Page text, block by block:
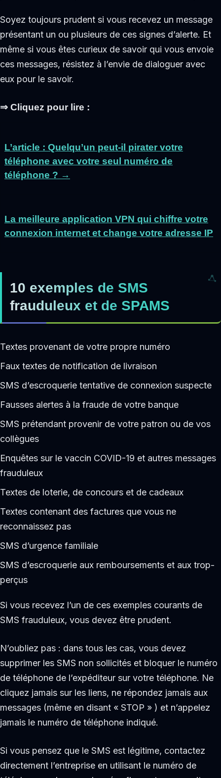
Soyez toujours prudent si vous recevez un message
présentant un ou plusieurs de ces signes d’alerte. Et
même si vous êtes curieux de savoir qui vous envoie
ces messages, résistez à l’envie de dialoguer avec
eux pour le savoir.
⇒ Cliquez pour lire :
L’article : Quelqu’un peut-il pirater votre
téléphone avec votre seul numéro de
téléphone ? →
La meilleure application VPN qui chiffre votre
connexion internet et change votre adresse IP
10 exemples de SMS
frauduleux et de SPAMS
Textes provenant de votre propre numéro
Faux textes de notification de livraison
SMS d’escroquerie tentative de connexion suspecte
Fausses alertes à la fraude de votre banque
SMS prétendant provenir de votre patron ou de vos
collègues
Enquêtes sur le vaccin COVID-19 et autres messages
frauduleux
Textes de loterie, de concours et de cadeaux
Textes contenant des factures que vous ne
reconnaissez pas
SMS d’urgence familiale
SMS d’escroquerie aux remboursements et aux trop-
perçus
Si vous recevez l’un de ces exemples courants de
SMS frauduleux, vous devez être prudent.
N’oubliez pas : dans tous les cas, vous devez
supprimer les SMS non sollicités et bloquer le numéro
de téléphone de l’expéditeur sur votre téléphone. Ne
cliquez jamais sur les liens, ne répondez jamais aux
messages (même en disant « STOP » ) et n’appelez
jamais le numéro de téléphone indiqué.
Si vous pensez que le SMS est légitime, contactez
directement l’entreprise en utilisant le numéro de